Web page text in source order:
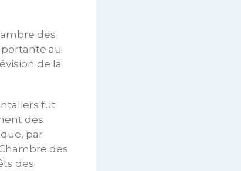
des
au
de la
fut
des
par
des
des